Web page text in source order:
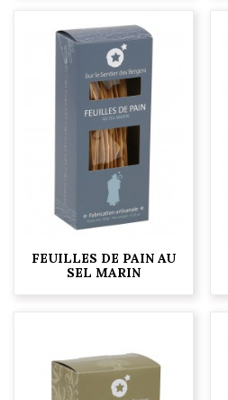
FEUILLES DE PAIN AU
SEL MARIN